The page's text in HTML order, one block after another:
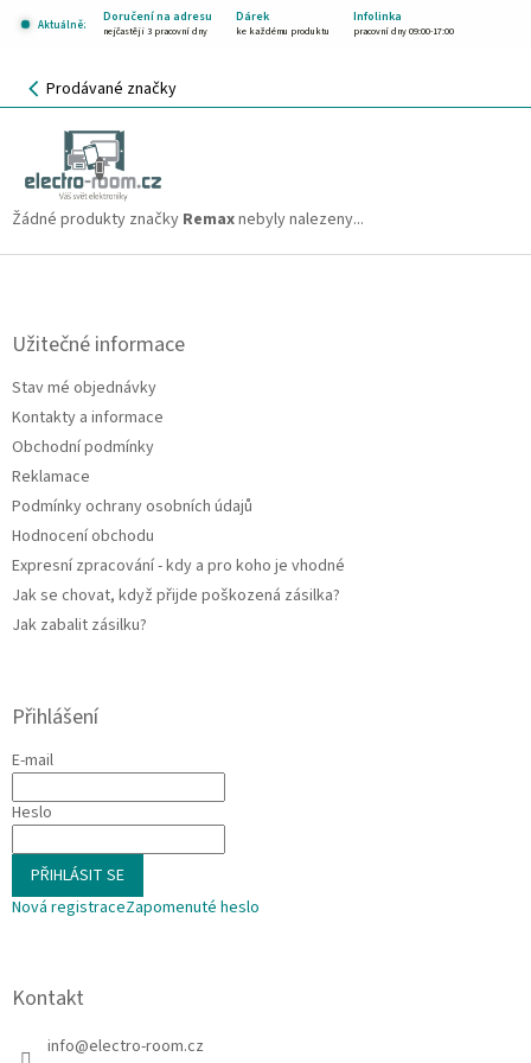
Aktuálně:
Doručení na adresu Dárek Infolinka
nejčastěji 3 pracovní dny ke každému produktu pracovní dny 09:00-17:00
NÁKUPNÍ
KOŠÍK
Prodávané značky
Remax
Žádné produkty značky Remaxnebyly nalezeny...
Z
Užitečné informace
Stav mé objednávky
Kontakty a informace
Obchodní podmínky
Reklamace
Podmínky ochrany osobních údajů
Hodnocení obchodu
Expresní zpracování - kdy a pro koho je vhodné
Jak se chovat, když přijde poškozená zásilka?
Jak zabalit zásilku?
Přihlášení
E-mail
Heslo
PŘIHLÁSIT SE
Nová registraceZapomenuté heslo
Kontakt
info@electro-room.cz